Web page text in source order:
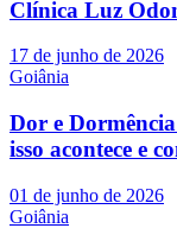
Clínica Luz
17 de junho de 2026
Goiânia
Dor e
isso acontece e
01 de junho de 2026
Goiânia